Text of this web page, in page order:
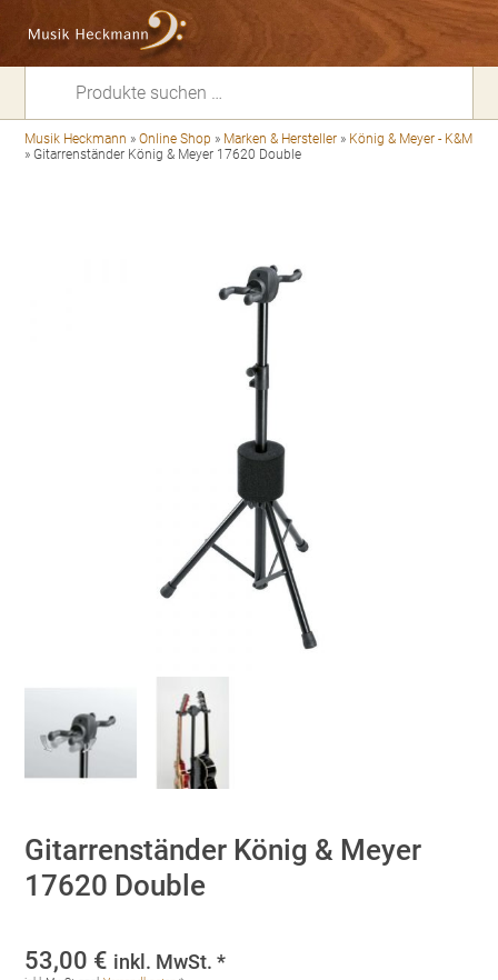
Musik Heckmann »Online Shop » Marken & Hersteller » König & Meyer - K&M
»Gitarrenständer König & Meyer 17620 Double
Gitarrenständer König & Meyer
17620 Double
53,00 € inkl. MwSt. *